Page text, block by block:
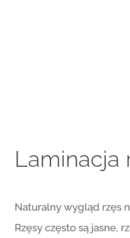
Laminacja
Naturalny wygląd rzęs
Rzęsy często są jasne,